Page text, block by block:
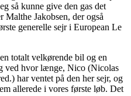
så kunne give den gas det
Malthe Jakobsen, der også
generelle sejr i European Le
totalt velkørende bil og en
ved hvor længe, Nico (Nicolas
har ventet på den her sejr, og
allerede i vores første løb. Det